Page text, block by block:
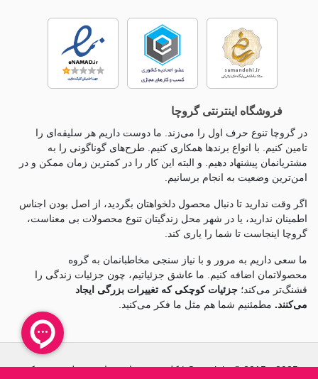
فروشگاه اینترنتی گروچا
در گروچا تنوع حرف اول را می‌زند. ما دوست داریم هر سلیقه‌ای را
تامین کنیم. با انواع برندها همکاری کنیم. طرح‌های گوناگونی را به
مشتریانمان پیشنهاد دهیم. و البته این کار را در کمترین زمان ممکن و در
امن‌ترین وضعیت به انجام برسانیم.
اگر وقت ندارید تا دنبال محصول دلخواهتان بگردید، از اصل بودن اجناس
اطمینان ندارید، یا در شهر محل زندگیتان تنوع محصولات بی معناست،
گروچا اینجاست تا شما را یاری کند.
ما سعی داریم به مرور و با نیاز سنجی مخاطبانمان به گروه
محصولاتمان اضافه کنیم. ما عاشق جزئياتیم، چون جزئيات زندگی را
قشنگ‌تر می‌کند؛ جزئیات کوچکی که تغییرات بزرگی ایجاد
می‌کنند. مطمئنیم شما هم مثل ما فکر می‌کنید.
Copyright © 2015 - 2025 | کلیه حقوق این سایت متعلق به شرکت